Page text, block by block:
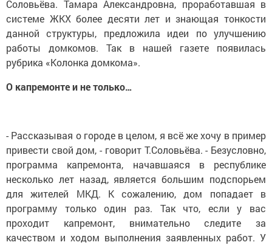
Соловьёва. Тамара Александровна, проработавшая в
системе ЖКХ более десяти лет и знающая тонкости
данной структуры, предложила идеи по улучшению
работы домкомов. Так в нашей газете появилась
рубрика «Колонка домкома».
О капремонте и не только…
- Рассказывая о городе в целом, я всё же хочу в пример
привести свой дом, - говорит Т.Соловьёва. - Безусловно,
программа капремонта, начавшаяся в республике
несколько лет назад, является большим подспорьем
для жителей МКД. К сожалению, дом попадает в
программу только один раз. Так что, если у вас
проходит капремонт, внимательно следите за
качеством и ходом выполнения заявленных работ. У